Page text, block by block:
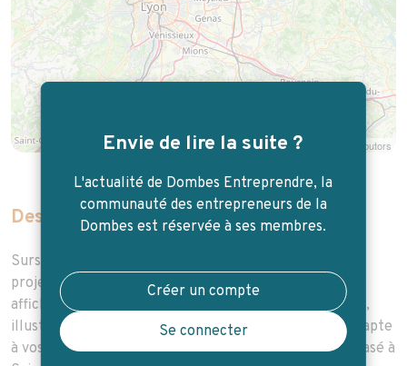
Envie de lire la suite ?
L'actualité de Dombes Entreprendre, la
communauté des entrepreneurs de la
Dombes est réservée à ses membres.
Créer un compte
Se connecter
Leaflet| Map data © OpenStreetMap contributors
Description de l'entreprise
Surso Studio propose de vous accompagner dans vos
projets de création graphique. Identité visuelle, flyer,
affiche, brochure, édition, motion design, site internet,
illustration ou encore réseaux sociaux… le studio s’adapte
à vos projets, qu’ils soient imprimés ou numériques. Basé à